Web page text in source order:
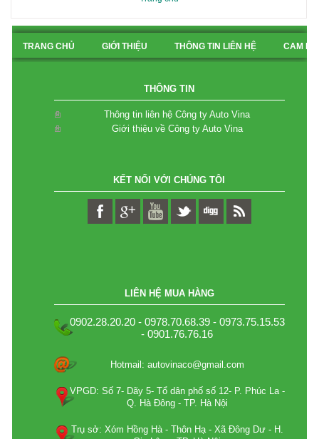
TRANG CHỦ GIỚI THIỆU THÔNG TIN LIÊN HỆ CAM
THÔNG TIN
Thông tin liên hệ Công ty Auto Vina
Giới thiệu về Công ty Auto Vina
KẾT NỐI VỚI CHÚNG TÔI
LIÊN HỆ MUA HÀNG
0902.28.20.20 - 0978.70.68.39 - 0973.75.15.53
- 0901.76.76.16
Hotmail: autovinaco@gmail.com
VPGD: Số 7- Dãy 5- Tổ dân phố số 12- P. Phúc La -
Q. Hà Đông - TP. Hà Nội
Trụ sở: Xóm Hồng Hà - Thôn Hạ - Xã Đông Dư - H.